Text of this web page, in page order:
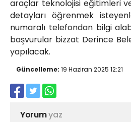
araçlar teknolojisi eğitimleri
detayları öğrenmek
numaralı telefondan bilgi
başvurular bizzat Derince
yapılacak.
Güncelleme: 19 Haziran 2025 12:21
Yorumyaz